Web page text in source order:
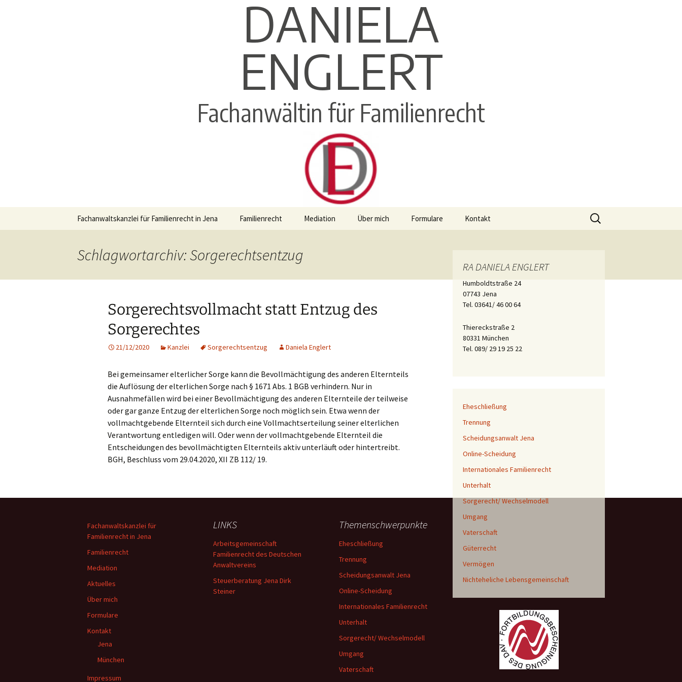
DANIELA
ENGLERT
Fachanwältin für Familienrecht
Fachanwaltskanzlei für Familienrecht in Jena Familienrecht Mediation Über mich Formulare Kontakt
München
Suchen
nach:
Schlagwortarchiv: Sorgerechtsentzug
Sorgerechtsvollmacht statt Entzug des
Sorgerechtes
21/12/2020 Kanzlei Sorgerechtsentzug Daniela Englert
Bei gemeinsamer elterlicher Sorge kann die Bevollmächtigung des anderen Elternteils
die Auflösung der elterlichen Sorge nach § 1671 Abs. 1 BGB verhindern. Nur in
Ausnahmefällen wird bei einer Bevollmächtigung des anderen Elternteile der teilweise
oder gar ganze Entzug der elterlichen Sorge noch möglich sein. Etwa wenn der
vollmachtgebende Elternteil sich durch eine Vollmachtserteilung seiner elterlichen
Verantwortung entledigen will. Oder wenn der vollmachtgebende Elternteil die
Entscheidungen des bevollmächtigten Elternteils aktiv unterläuft oder hintertreibt.
BGH, Beschluss vom 29.04.2020, XII ZB 112/ 19.
RA DANIELA ENGLERT
Humboldtstraße 24
07743 Jena
Tel. 03641/ 46 00 64
Thiereckstraße 2
80331 München
Tel. 089/ 29 19 25 22
Eheschließung
Trennung
Scheidungsanwalt Jena
Online-Scheidung
Internationales Familienrecht
Unterhalt
Sorgerecht/ Wechselmodell
Umgang
Vaterschaft
Güterrecht
Vermögen
Nichteheliche Lebensgemeinschaft
Fachanwaltskanzlei für
Familienrecht in Jena
Familienrecht
Mediation
Aktuelles
Über mich
Formulare
Kontakt
Jena
München
Impressum
LINKS
Arbeitsgemeinschaft
Familienrecht des Deutschen
Anwaltvereins
Steuerberatung Jena Dirk
Steiner
Themenschwerpunkte
Eheschließung
Trennung
Scheidungsanwalt Jena
Online-Scheidung
Internationales Familienrecht
Unterhalt
Sorgerecht/ Wechselmodell
Umgang
Vaterschaft